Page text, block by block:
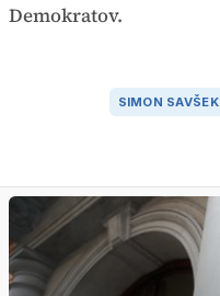
Demokratov.
SIMON SAVŠEK